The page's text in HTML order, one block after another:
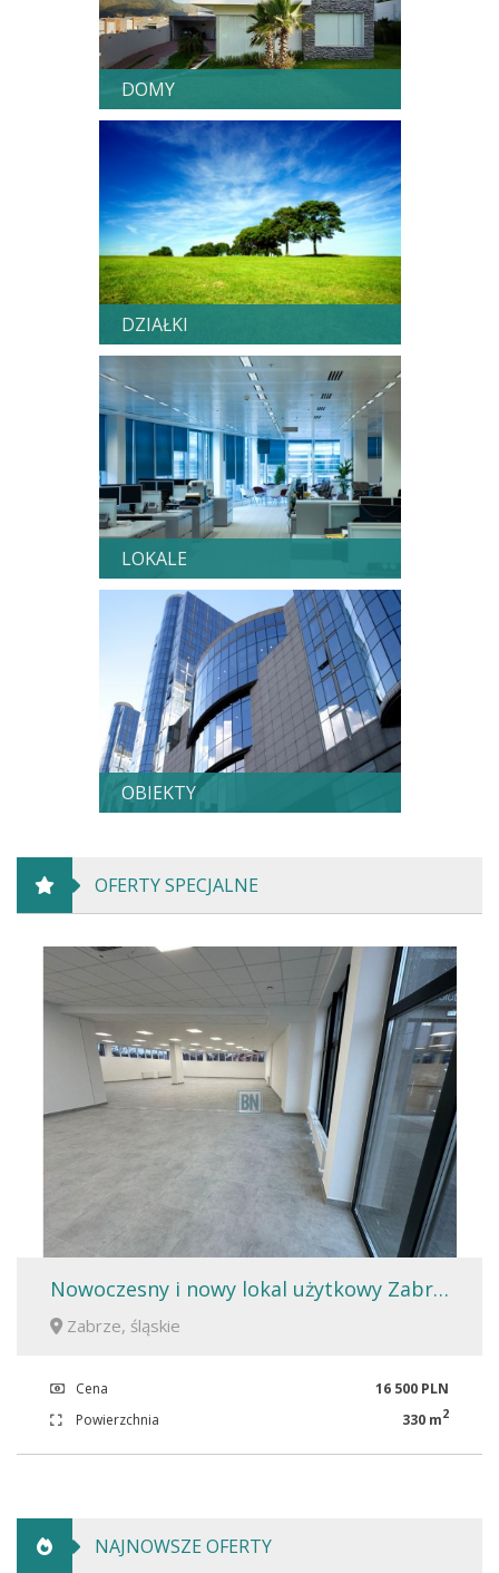
DOMY
DZIAŁKI
LOKALE
OBIEKTY
OFERTY SPECJALNE
Nowoczesny i nowy lokal użytkowy Zabrze.
Zabrze, śląskie
Cena
16 500 PLN
Powierzchnia
330 m2
NAJNOWSZE OFERTY